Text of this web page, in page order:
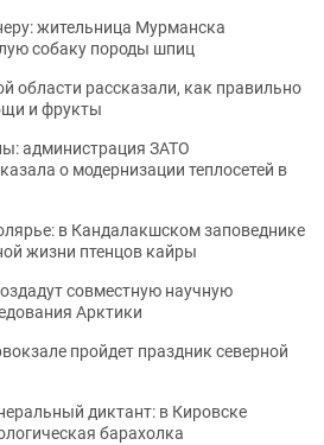
жительница Мурманска
собаку породы шпиц
области рассказали, как правильно
и фрукты
администрация ЗАТО
о модернизации теплосетей в
в Кандалакшском заповеднике
жизни птенцов кайры
совместную научную
Арктики
пройдет праздник северной
диктант: в Кировске
барахолка